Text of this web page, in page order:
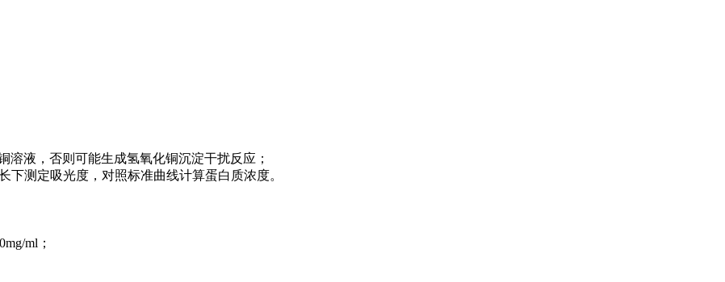
液，否则可能生成氢氧化铜沉淀干扰反应；
下测定吸光度，对照标准曲线计算蛋白质浓度。
ml；